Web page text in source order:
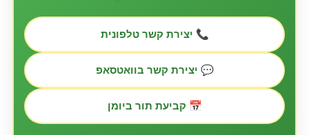
📞 יצירת קשר טלפונית
💬 יצירת קשר בוואטסאפ
📅 קביעת תור ביומן